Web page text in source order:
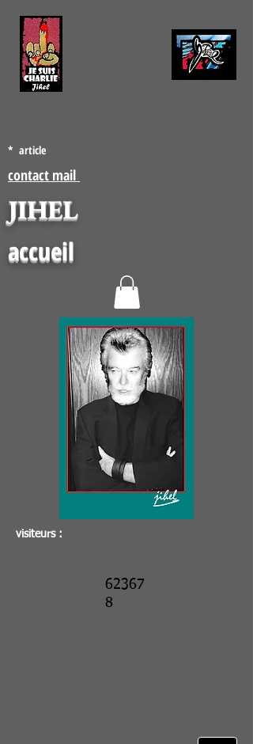
* article
contact mail
JIHEL
accueil
visiteurs :
62367
8